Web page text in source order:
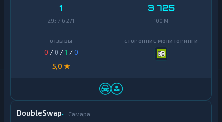
1
295 / 6 271
3 725
100 M
0 / 0 /1 /0
5,0 ★
DoubleSwap Самара